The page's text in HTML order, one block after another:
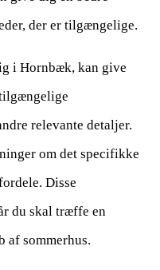
der er tilgængelige.
i Hornbæk, kan give
relevante detaljer.
om det specifikke
Disse
du skal træffe en
af sommerhus.